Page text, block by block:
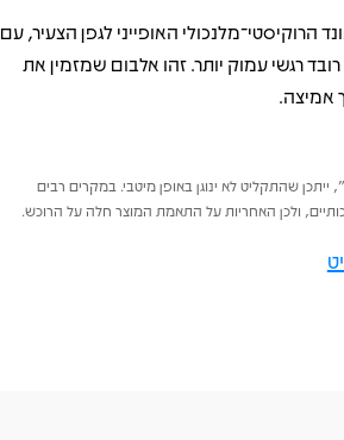
האופייני לגפן הצעיר, עם
רגשי עמוק יותר. זהו אלבום שמזמין את
אמיצה.
שהתקליט לא ינוגן באופן מיטבי. במקרים רבים
ולכן האחריות על התאמת המוצר חלה על הרוכש.